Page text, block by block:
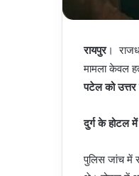
रायपुर।
मामला केवल
पटेल को उत्तर
दुर्ग के होटल में
पुलिस जांच में